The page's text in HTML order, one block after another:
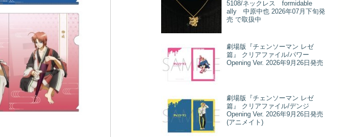
5108/ネックレス formidable
ally 中原中也 2026年07月下旬発
売 で取扱中
劇場版『チェンソーマン レゼ
篇』 クリアファイル/パワー
Opening Ver. 2026年9月26日発売
劇場版『チェンソーマン レゼ
篇』 クリアファイル/デンジ
Opening Ver. 2026年9月26日発売
(アニメイト)